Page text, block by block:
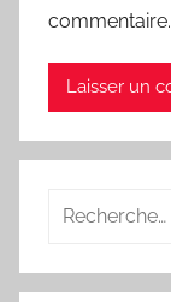
commentaire.
Recherche
: